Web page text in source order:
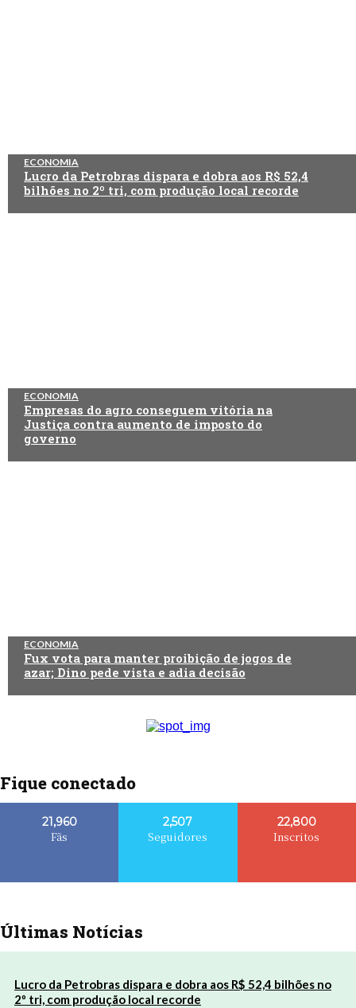
ECONOMIA
Lucro da Petrobras dispara e dobra aos R$ 52,4
bilhões no 2º tri, com produção local recorde
ECONOMIA
Empresas do agro conseguem vitória na
Justiça contra aumento de imposto do
governo
ECONOMIA
Fux vota para manter proibição de jogos de
azar; Dino pede vista e adia decisão
Fique conectado
21,960
Fãs
2,507
Seguidores
22,800
Inscritos
Últimas Notícias
Lucro da Petrobras dispara e dobra aos R$ 52,4 bilhões no
2º tri, com produção local recorde